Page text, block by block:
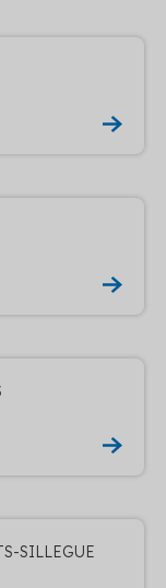
SILLEGUE